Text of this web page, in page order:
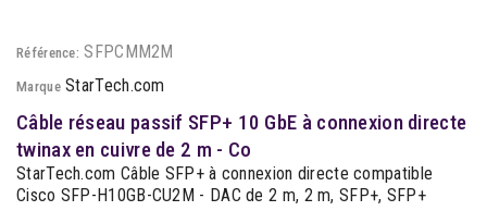
Référence: SFPCMM2M
Marque StarTech.com
Câble réseau passif SFP+ 10 GbE à connexion directe
twinax en cuivre de 2 m - Co
StarTech.com Câble SFP+ à connexion directe compatible
Cisco SFP-H10GB-CU2M - DAC de 2 m, 2 m, SFP+, SFP+